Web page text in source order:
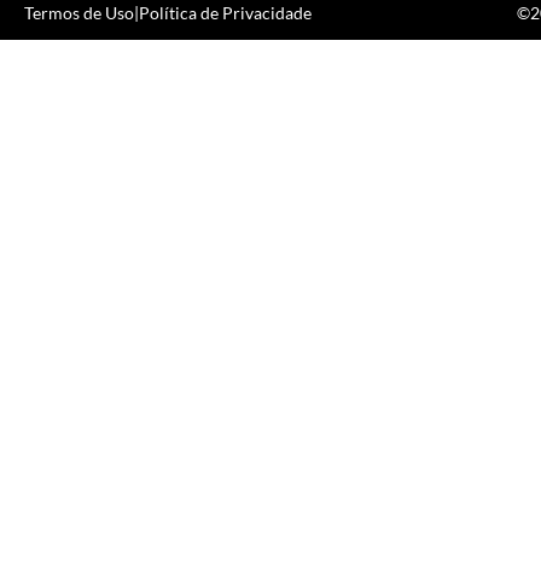
Termos de Uso|Política de Privacidade